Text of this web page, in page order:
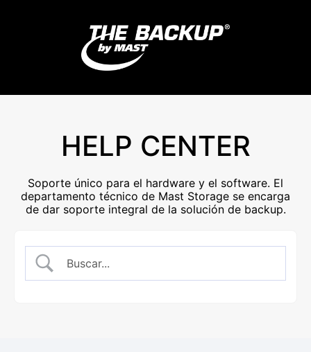
HELP CENTER
Soporte único para el hardware y el software. El
departamento técnico de Mast Storage se encarga
de dar soporte integral de la solución de backup.